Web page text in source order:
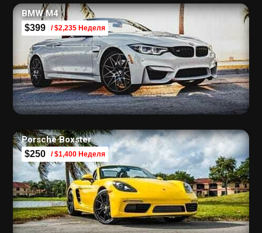
BMW M4
$399 / $2,235 Неделя
Porsche Boxster
$250 / $1,400 Неделя